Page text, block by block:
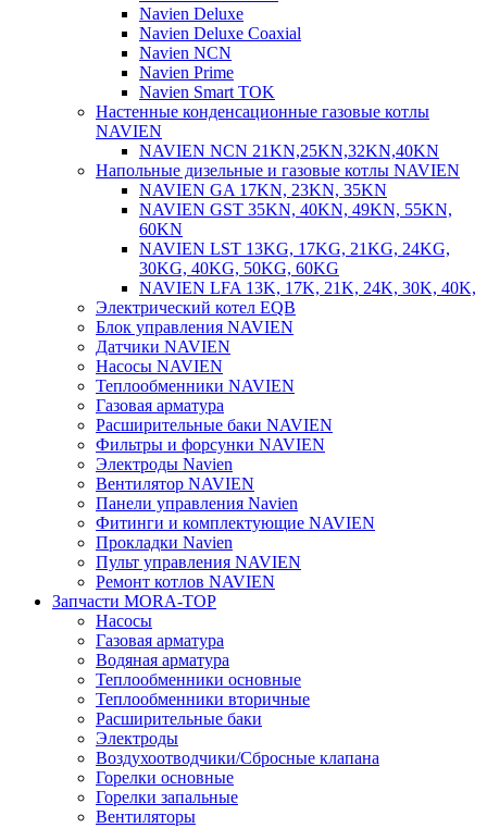
Navien Deluxe
Navien Deluxe Coaxial
Navien NCN
Navien Prime
Navien Smart TOK
Настенные конденсационные газовые котлы
NAVIEN
NAVIEN NCN 21KN,25KN,32KN,40KN
Напольные дизельные и газовые котлы NAVIEN
NAVIEN GA 17KN, 23KN, 35KN
NAVIEN GST 35KN, 40KN, 49KN, 55KN,
60KN
NAVIEN LST 13KG, 17KG, 21KG, 24KG,
30KG, 40KG, 50KG, 60KG
NAVIEN LFA 13K, 17K, 21K, 24K, 30K, 40K,
Электрический котел EQB
Блок управления NAVIEN
Датчики NAVIEN
Насосы NAVIEN
Теплообменники NAVIEN
Газовая арматура
Расширительные баки NAVIEN
Фильтры и форсунки NAVIEN
Электроды Navien
Вентилятор NAVIEN
Панели управления Navien
Фитинги и комплектующие NAVIEN
Прокладки Navien
Пульт управления NAVIEN
Ремонт котлов NAVIEN
Запчасти MORA-TOP
Насосы
Газовая арматура
Водяная арматура
Теплообменники основные
Теплообменники вторичные
Расширительные баки
Электроды
Воздухоотводчики/Сбросные клапана
Горелки основные
Горелки запальные
Вентиляторы